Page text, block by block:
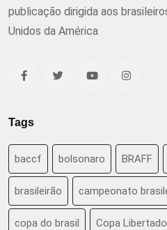
publicação dirigida aos
Unidos da América
Tags
baccf bolsonaro BRAFF
brasileirão campeonato
copa do brasil Copa